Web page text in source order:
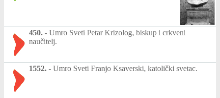
450. - Umro Sveti Petar Krizolog, biskup i crkveni
naučitelj.
1552. - Umro Sveti Franjo Ksaverski, katolički svetac.